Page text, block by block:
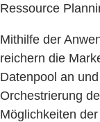
Ressource
Mithilfe der
reichern die
Datenpool an
Orchestrierung
Möglichkeiten